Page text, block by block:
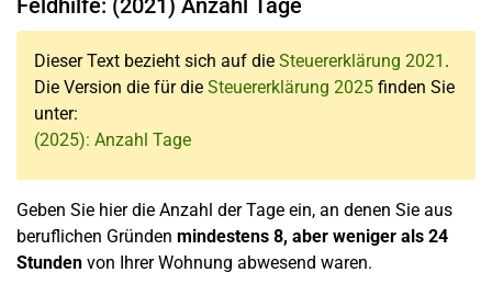
Feldhilfe: (2021) Anzahl Tage
Dieser Text bezieht sich auf die Steuererklärung 2021 .
Die Version die für die Steuererklärung 2025 finden Sie
unter:
(2025): Anzahl Tage
Geben Sie hier die Anzahl der Tage ein, an denen Sie aus
beruflichen Gründen mindestens 8, aber weniger als 24
Stunden von Ihrer Wohnung abwesend waren.